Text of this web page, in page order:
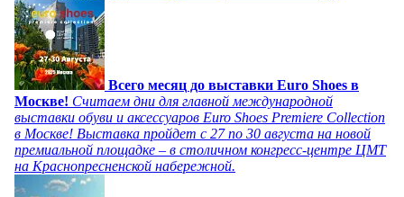
Всего месяц до выставки Euro Shoes в
Москве! Считаем дни для главной международной
выставки обуви и аксессуаров Euro Shoes Premiere Collection
в Москве! Выставка пройдет с 27 по 30 августа на новой
премиальной площадке – в столичном конгресс-центре ЦМТ
на Краснопресненской набережной.